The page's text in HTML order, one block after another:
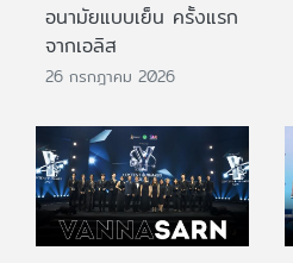
อนามัยแบบเย็น ครั้งแรก
จากเอลิส
26 กรกฎาคม 2026